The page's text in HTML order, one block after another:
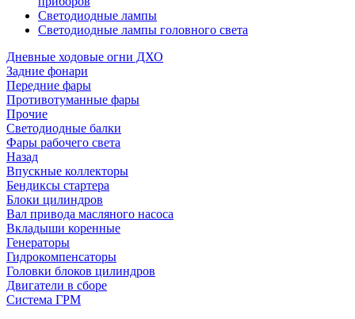
Светодиодные лампы
Светодиодные лампы головного света
Дневные ходовые огни ДХО
Задние фонари
Передние фары
Противотуманные фары
Прочие
Светодиодные балки
Фары рабочего света
Назад
Впускные коллекторы
Бендиксы стартера
Блоки цилиндров
Вал привода масляного насоса
Вкладыши коренные
Генераторы
Гидрокомпенсаторы
Головки блоков цилиндров
Двигатели в сборе
Система ГРМ